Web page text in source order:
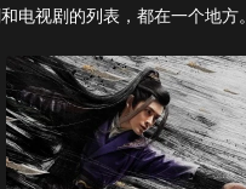
电视剧的列表，都在一个地方。